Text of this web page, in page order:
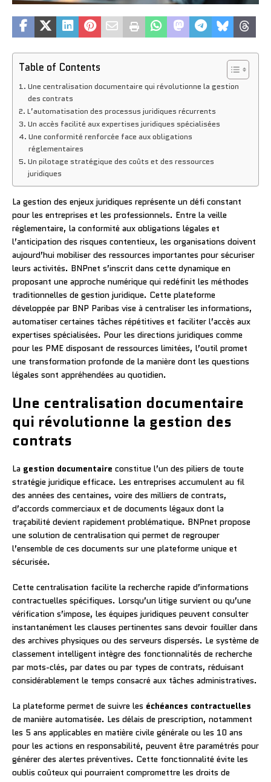
Table of Contents
Une centralisation documentaire qui révolutionne la gestion
des contrats
L’automatisation des processus juridiques récurrents
Un accès facilité aux expertises juridiques spécialisées
Une conformité renforcée face aux obligations
réglementaires
Un pilotage stratégique des coûts et des ressources
juridiques
La gestion des enjeux juridiques représente un défi constant
pour les entreprises et les professionnels. Entre la veille
réglementaire, la conformité aux obligations légales et
l’anticipation des risques contentieux, les organisations doivent
aujourd’hui mobiliser des ressources importantes pour sécuriser
leurs activités. BNPnet s’inscrit dans cette dynamique en
proposant une approche numérique qui redéfinit les méthodes
traditionnelles de gestion juridique. Cette plateforme
développée par BNP Paribas vise à centraliser les informations,
automatiser certaines tâches répétitives et faciliter l’accès aux
expertises spécialisées. Pour les directions juridiques comme
pour les PME disposant de ressources limitées, l’outil promet
une transformation profonde de la manière dont les questions
légales sont appréhendées au quotidien.
Une centralisation documentaire
qui révolutionne la gestion des
contrats
La gestion documentaire constitue l’un des piliers de toute
stratégie juridique efficace. Les entreprises accumulent au fil
des années des centaines, voire des milliers de contrats,
d’accords commerciaux et de documents légaux dont la
traçabilité devient rapidement problématique. BNPnet propose
une solution de centralisation qui permet de regrouper
l’ensemble de ces documents sur une plateforme unique et
sécurisée.
Cette centralisation facilite la recherche rapide d’informations
contractuelles spécifiques. Lorsqu’un litige survient ou qu’une
vérification s’impose, les équipes juridiques peuvent consulter
instantanément les clauses pertinentes sans devoir fouiller dans
des archives physiques ou des serveurs dispersés. Le système de
classement intelligent intègre des fonctionnalités de recherche
par mots-clés, par dates ou par types de contrats, réduisant
considérablement le temps consacré aux tâches administratives.
La plateforme permet de suivre les échéances contractuelles
de manière automatisée. Les délais de prescription, notamment
les 5 ans applicables en matière civile générale ou les 10 ans
pour les actions en responsabilité, peuvent être paramétrés pour
générer des alertes préventives. Cette fonctionnalité évite les
oublis coûteux qui pourraient compromettre les droits de